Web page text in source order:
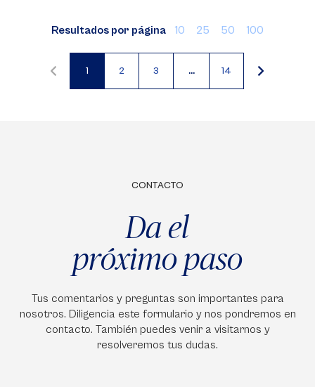
Resultados por página 10 25 50 100
Página
1
Página
2
Página
3 … 14
CONTACTO
Da el
próximo paso
Tus comentarios y preguntas son importantes para
nosotros. Diligencia este formulario y nos pondremos en
contacto. También puedes venir a visitarnos y
resolveremos tus dudas.